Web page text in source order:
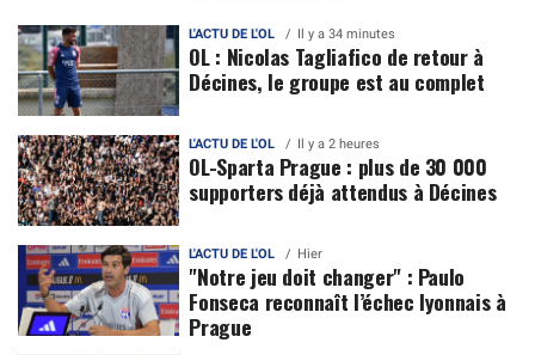
L'ACTU DE L'OL Il y a 34 minutes
OL : Nicolas Tagliafico de retour à
Décines, le groupe est au complet
L'ACTU DE L'OL Il y a 2 heures
OL-Sparta Prague : plus de 30 000
supporters déjà attendus à Décines
L'ACTU DE L'OL Hier
"Notre jeu doit changer" : Paulo
Fonseca reconnaît l’échec lyonnais à
Prague